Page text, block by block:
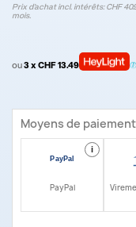
Prix d’achat incl. intérêts: CHF
mois.
ou3 x CHF 13.49
Moyens de
i
PayPal